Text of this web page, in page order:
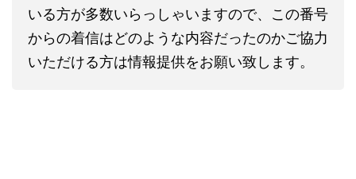
いる方が多数いらっしゃいますので、この番号
からの着信はどのような内容だったのかご協力
いただける方は情報提供をお願い致します。